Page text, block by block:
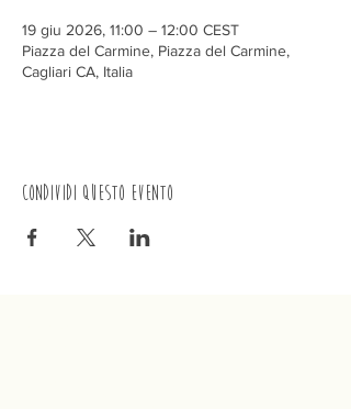
19 giu 2026, 11:00 – 12:00 CEST
Piazza del Carmine, Piazza del Carmine,
Cagliari CA, Italia
Condividi questo evento